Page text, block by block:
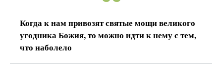
Когда к нам привозят святые мощи великого
угодника Божия, то можно идти к нему с тем,
что наболело